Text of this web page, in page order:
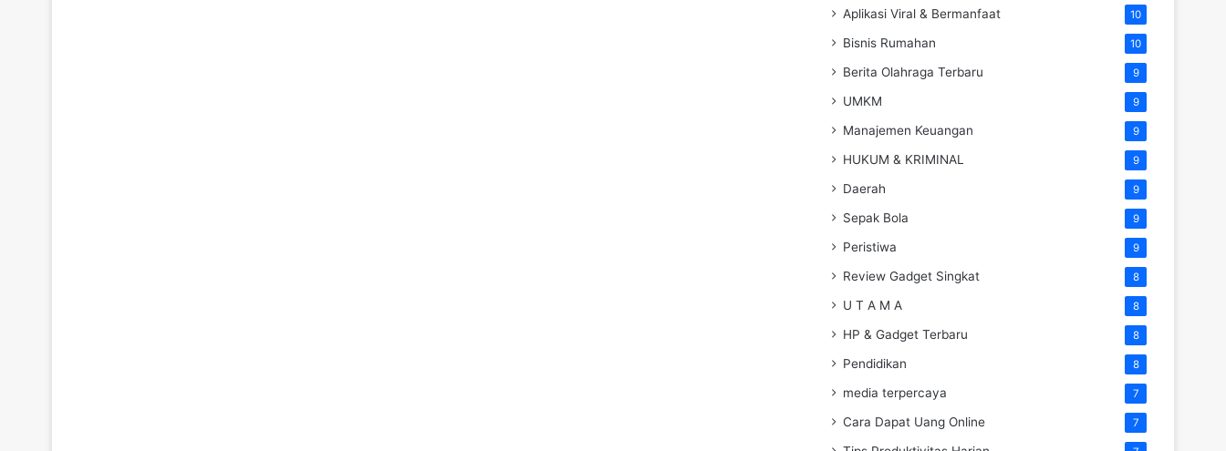
Aplikasi Viral & Bermanfaat 10
Bisnis Rumahan 10
Berita Olahraga Terbaru 9
UMKM 9
Manajemen Keuangan 9
HUKUM & KRIMINAL 9
Daerah 9
Sepak Bola 9
Peristiwa 9
Review Gadget Singkat 8
U T A M A 8
HP & Gadget Terbaru 8
Pendidikan 8
media terpercaya 7
Cara Dapat Uang Online 7